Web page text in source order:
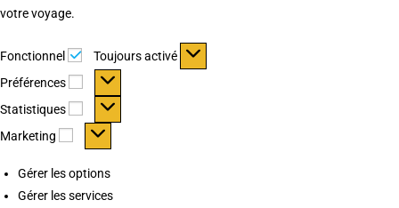
votre voyage.
Fonctionnel Fonctionnel
Toujours activé
Préférences
Préférences
Statistiques Statistiques
Marketing Marketing
Gérer les options
Gérer les services